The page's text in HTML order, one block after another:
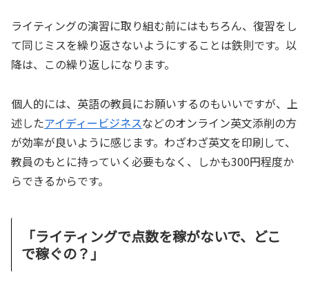
ライティングの演習に取り組む前にはもちろん、復習をし
て同じミスを繰り返さないようにすることは鉄則です。以
降は、この繰り返しになります。
個人的には、英語の教員にお願いするのもいいですが、上
述したアイディービジネスなどのオンライン英文添削の方
が効率が良いように感じます。わざわざ英文を印刷して、
教員のもとに持っていく必要もなく、しかも300円程度か
らできるからです。
「ライティングで点数を稼がないで、どこ
で稼ぐの？」